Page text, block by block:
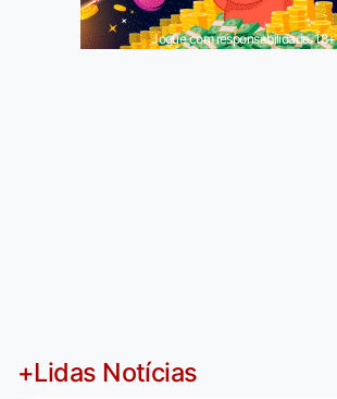
Jogue com responsabilidade. 18+
+Lidas Notícias